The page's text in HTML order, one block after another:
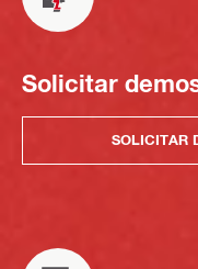
Solicitar
SOLICITAR